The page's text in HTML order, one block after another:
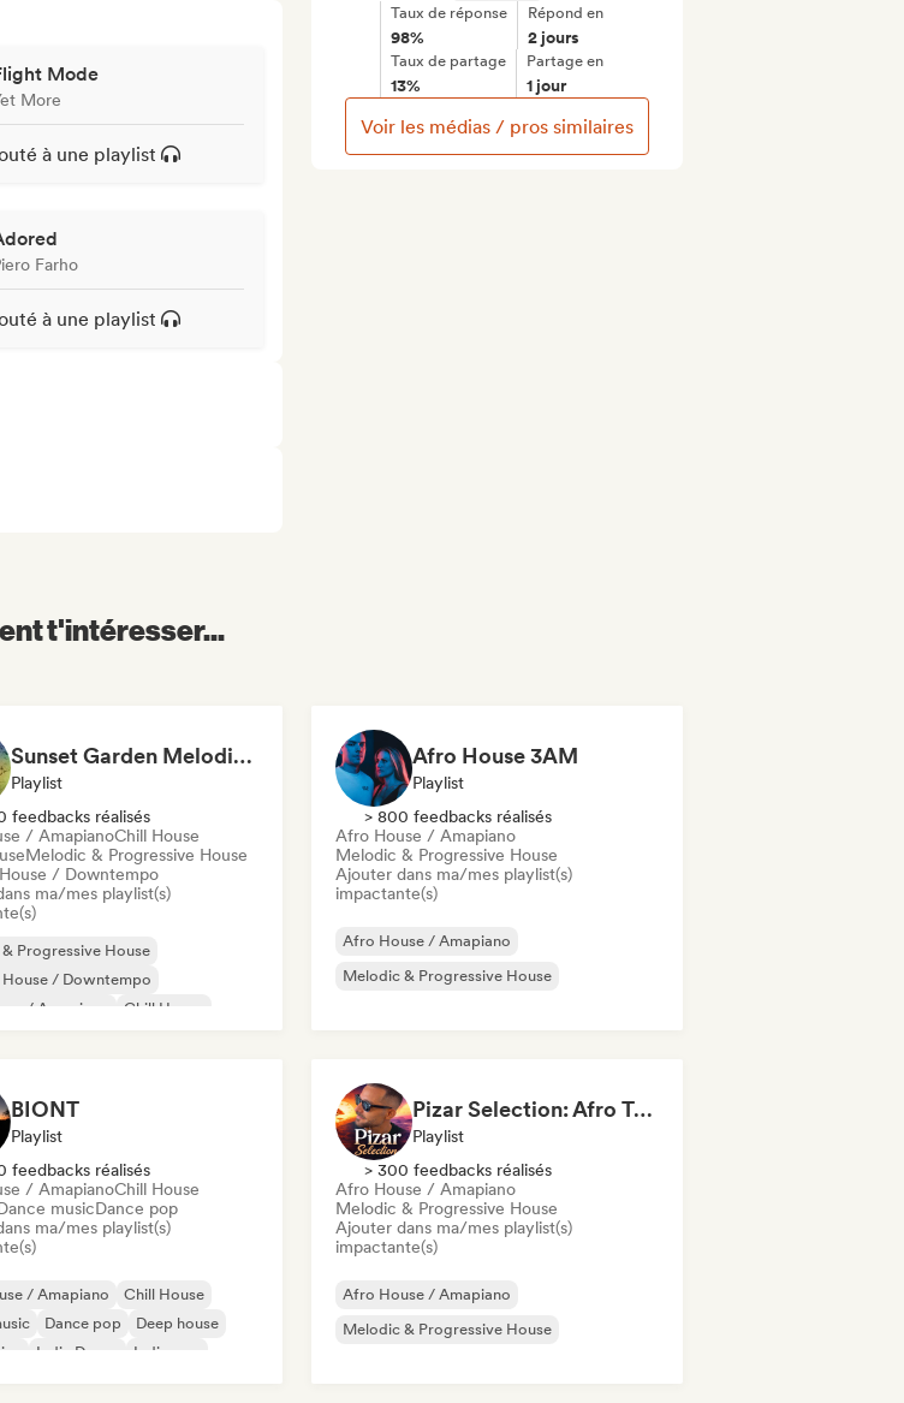
Mode
More
à une playlist
Farho
à une playlist
Taux de réponse
98%
Répond en
2 jours
Taux de partage
13%
Partage en
1 jour
Voir les médias / pros similaires
t'intéresser...
Sunset Garden Melodic & Organic House
Playlist
feedbacks réalisés
/ AmapianoChill House
Melodic & Progressive House
/ Downtempo
ma/mes playlist(s)
Progressive House
/ Downtempo
/ Amapiano
Chill House
Afro House 3AM
Playlist
> 800 feedbacks réalisés
Afro House / Amapiano
Melodic & Progressive House
Ajouter dans ma/mes playlist(s)
impactante(s)
Afro House / Amapiano
Melodic & Progressive House
BIONT
Playlist
feedbacks réalisés
/ AmapianoChill House
musicDance pop
ma/mes playlist(s)
/ Amapiano
Chill House
Dance pop
Deep house
Indie Dance Indie pop
Pizar Selection: Afro Tribal & Melodic House
Playlist
> 300 feedbacks réalisés
Afro House / Amapiano
Melodic & Progressive House
Ajouter dans ma/mes playlist(s)
impactante(s)
Afro House / Amapiano
Melodic & Progressive House